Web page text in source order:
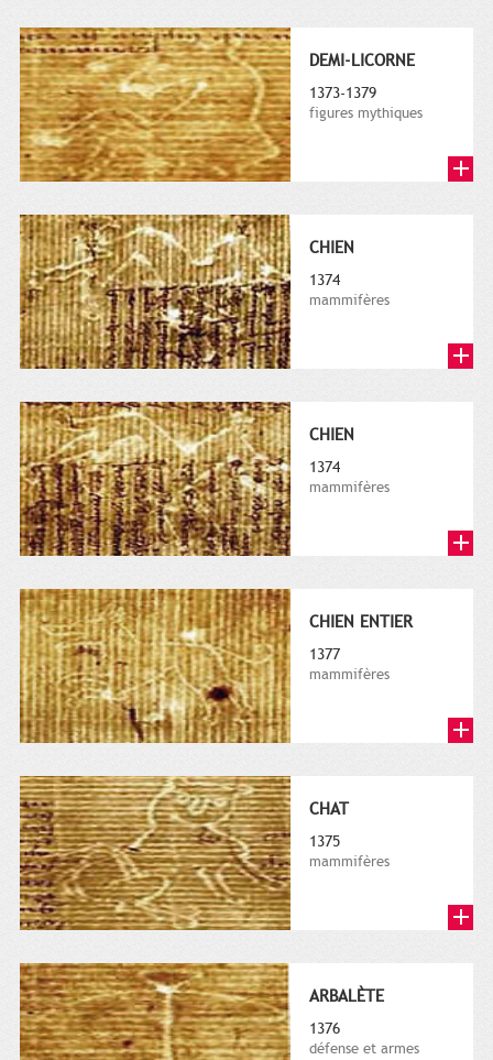
DEMI-LICORNE
1373-1379
figures mythiques
CHIEN
1374
mammifères
CHIEN
1374
mammifères
CHIEN ENTIER
1377
mammifères
CHAT
1375
mammifères
ARBALÈTE
1376
défense et armes